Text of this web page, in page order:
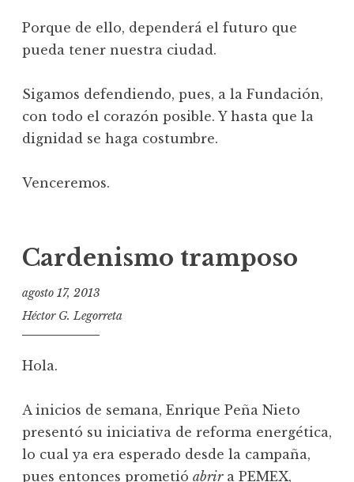
Porque de ello, dependerá el futuro que
pueda tener nuestra ciudad.
Sigamos defendiendo, pues, a la Fundación,
con todo el corazón posible. Y hasta que la
dignidad se haga costumbre.
Venceremos.
Cardenismo tramposo
agosto 17, 2013
Héctor G. Legorreta
Hola.
A inicios de semana, Enrique Peña Nieto
presentó su iniciativa de reforma energética,
lo cual ya era esperado desde la campaña,
pues entonces prometió abrira PEMEX,